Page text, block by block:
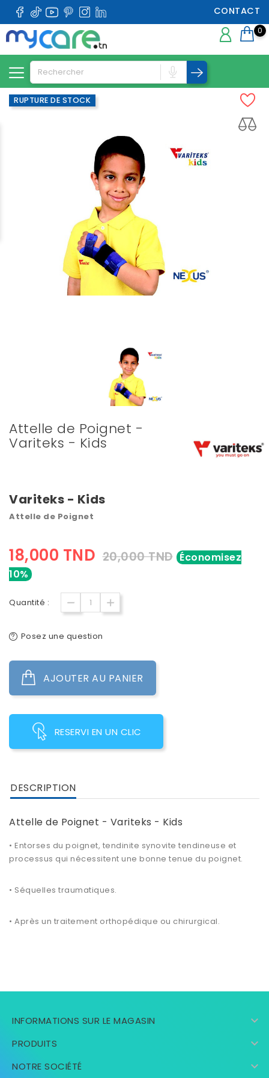
CONTACT
0
RUPTURE DE STOCK
Attelle de Poignet -
Variteks - Kids
Variteks - Kids
Attelle de Poignet
18,000 TND 20,000 TND Économisez
10%
Quantité :
Posez une question
AJOUTER AU PANIER
RESERVI EN UN CLIC
DESCRIPTION
Attelle de Poignet - Variteks - Kids
• Entorses du poignet, tendinite synovite tendineuse et
processus qui nécessitent une bonne tenue du poignet.
• Séquelles traumatiques.
• Après un traitement orthopédique ou chirurgical.
INFORMATIONS SUR LE MAGASIN 
PRODUITS 
NOTRE SOCIÉTÉ 